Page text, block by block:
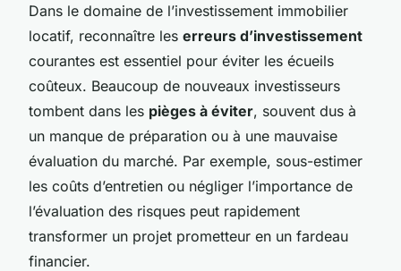
Dans le domaine de l’investissement immobilier
locatif, reconnaître les erreurs d’investissement
courantes est essentiel pour éviter les écueils
coûteux. Beaucoup de nouveaux investisseurs
tombent dans les pièges à éviter, souvent dus à
un manque de préparation ou à une mauvaise
évaluation du marché. Par exemple, sous-estimer
les coûts d’entretien ou négliger l’importance de
l’évaluation des risques peut rapidement
transformer un projet prometteur en un fardeau
financier.